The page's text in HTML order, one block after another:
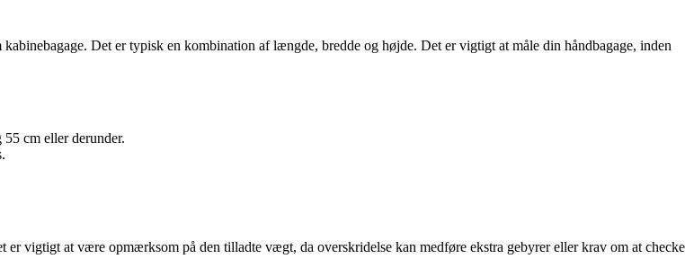
Det er typisk en kombination af længde, bredde og højde. Det er vigtigt at måle din håndbagage, inden
cm eller derunder.
vigtigt at være opmærksom på den tilladte vægt, da overskridelse kan medføre ekstra gebyrer eller krav om at checke